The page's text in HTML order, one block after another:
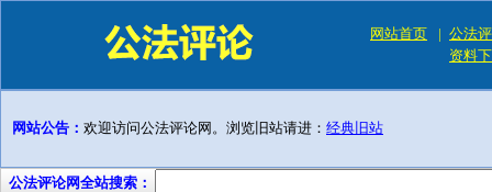
网站首页 | 公法
资料
网站公告： 欢迎访问公法评论网。浏览旧站请进： 经典旧站
公法评论网全站搜索：